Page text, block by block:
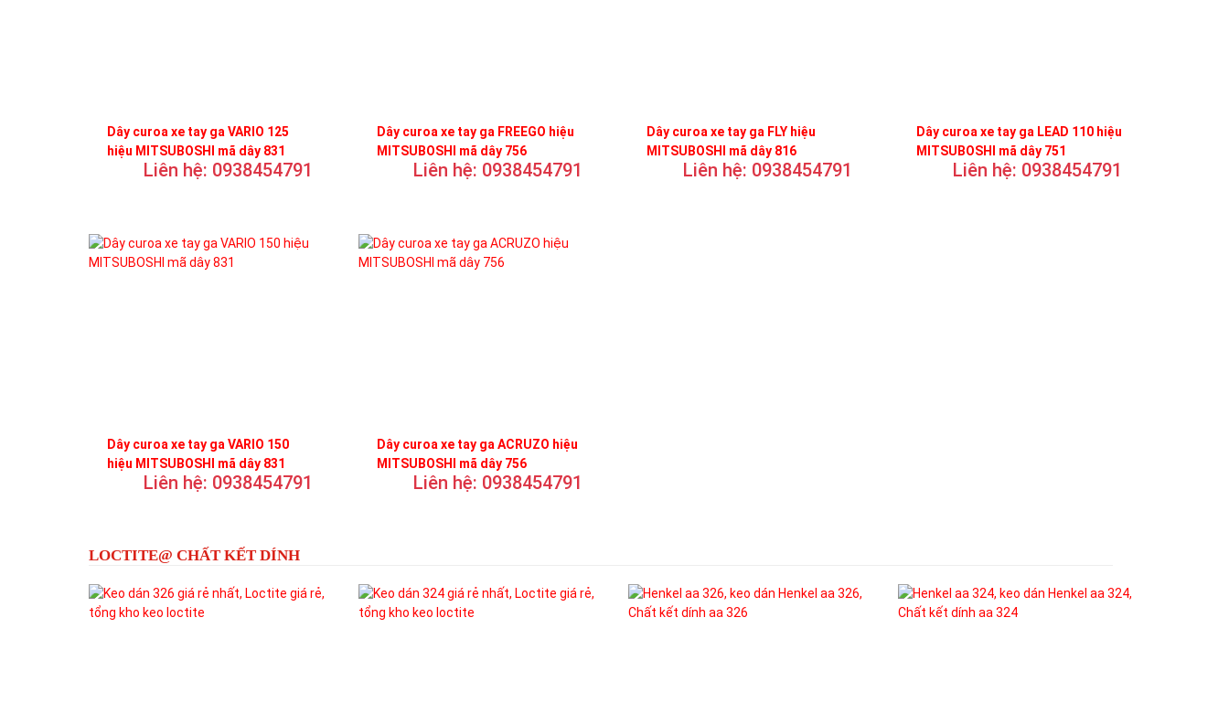
Dây curoa xe tay ga VARIO 125
hiệu MITSUBOSHI mã dây 831
Liên hệ: 0938454791
Dây curoa xe tay ga FREEGO hiệu
MITSUBOSHI mã dây 756
Liên hệ: 0938454791
Dây curoa xe tay ga FLY hiệu
MITSUBOSHI mã dây 816
Liên hệ: 0938454791
Dây curoa xe tay ga LEAD 110 hiệu
MITSUBOSHI mã dây 751
Liên hệ: 0938454791
Dây curoa xe tay ga VARIO 150
hiệu MITSUBOSHI mã dây 831
Liên hệ: 0938454791
Dây curoa xe tay ga ACRUZO hiệu
MITSUBOSHI mã dây 756
Liên hệ: 0938454791
LOCTITE@ CHẤT KẾT DÍNH